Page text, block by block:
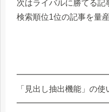
次はライバルに勝てる記
検索順位1位の記事を量
「見出し抽出機能」の使